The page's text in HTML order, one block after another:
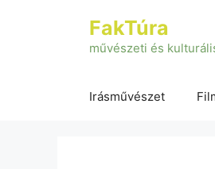
FakTúra
művészeti és
Irásművészet